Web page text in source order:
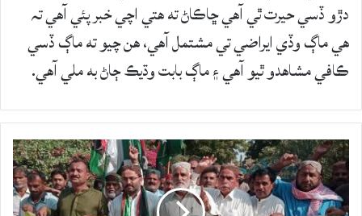
دڙو ڏسي حيرت ٿي آهي ڇاڪاڻ ته هتي اچي خبر پئي آهي تہ
هي ماڳ وڏي ايراضي تي مشتمل آهي، هن چيو ته ماڳ ڏسي
ڪافي مشاهدو ٿيو آهي ۽ ماڳ بابت وڌيڪ ڄاڻ به ملي آهي.